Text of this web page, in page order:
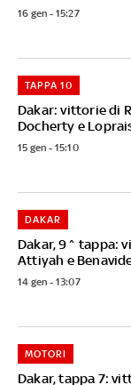
16 gen - 15:27
Dakar: vittorie di
Docherty e
TAPPA 10
15 gen - 15:10
Dakar, 9^ tappa:
Attiyah e
DAKAR
14 gen - 13:07
Dakar, tappa 7:
MOTORI